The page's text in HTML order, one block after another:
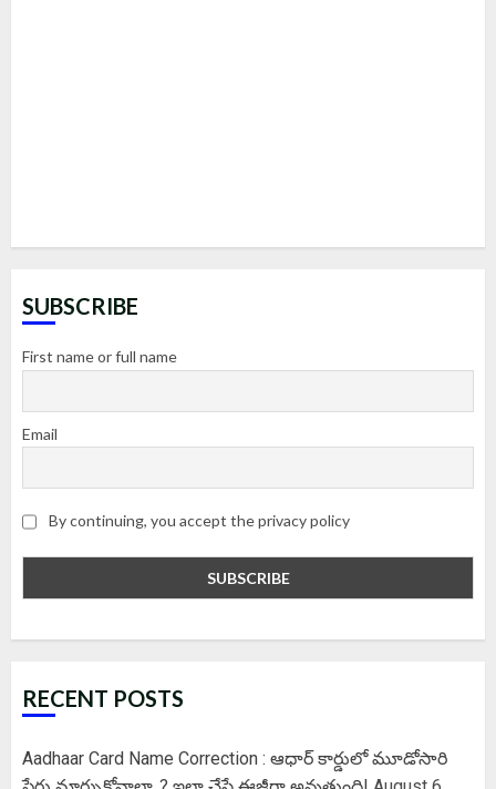
SUBSCRIBE
First name or full name
Email
By continuing, you accept the privacy policy
RECENT POSTS
Aadhaar Card Name Correction : ఆధార్ కార్డులో మూడోసారి